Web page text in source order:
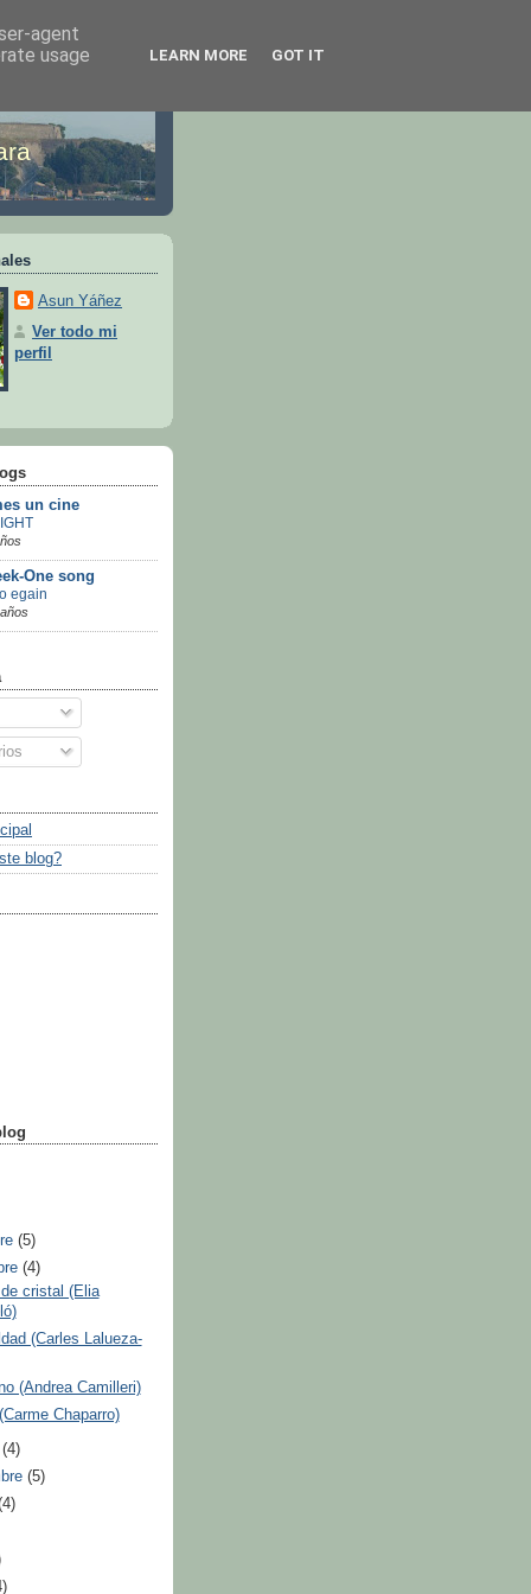
Asun Yáñez
Ver todo mi
perfil
un cine
One song
egain
blog?
(5)
(4)
cristal (Elia
(Carles Lalueza-
(Andrea Camilleri)
Chaparro)
(4)
(5)
agent
usage
LEARN MORE GOT IT